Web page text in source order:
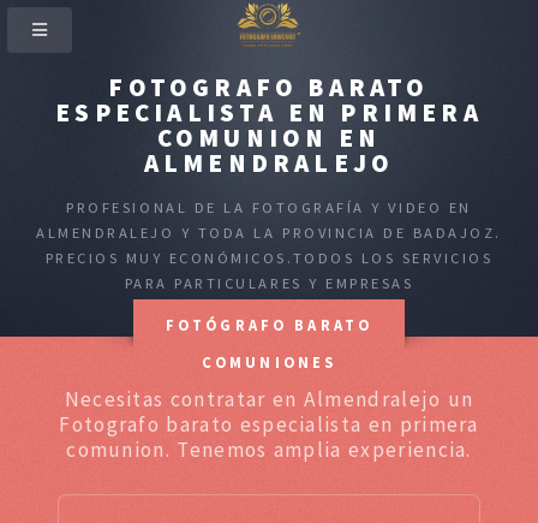
FOTOGRAFO BARATO
ESPECIALISTA EN PRIMERA
COMUNION EN
ALMENDRALEJO
PROFESIONAL DE LA FOTOGRAFÍA Y VIDEO EN
ALMENDRALEJO Y TODA LA PROVINCIA DE BADAJOZ.
PRECIOS MUY ECONÓMICOS.TODOS LOS SERVICIOS
PARA PARTICULARES Y EMPRESAS
FOTÓGRAFO BARATO
COMUNIONES
Necesitas contratar en Almendralejo un
Fotografo barato especialista en primera
comunion. Tenemos amplia experiencia.